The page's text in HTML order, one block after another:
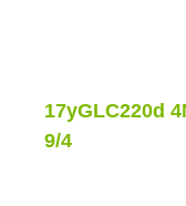
17yGLC220d
9/4